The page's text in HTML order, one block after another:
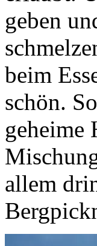
geben
beim
schön.
geheime
allem